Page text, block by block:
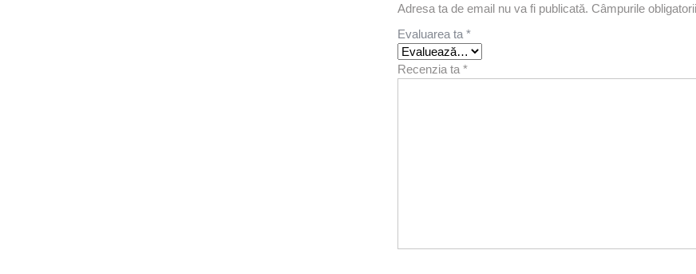
Adresa ta de email nu va fi publicată. Câmpurile
Evaluarea ta *
Recenzia ta *